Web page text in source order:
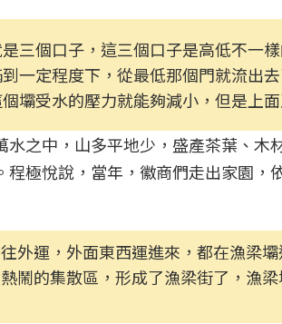
三個口子，這三個口子是高低不一
一定程度下，從最低那個門就流出
壩受水的壓力就能夠減小，但是上
水之中，山多平地少，盛產茶葉、木
程極悅說，當年，徽商們走出家園，
外運，外面東西運進來，都在漁梁
鬧的集散區，形成了漁梁街了，漁